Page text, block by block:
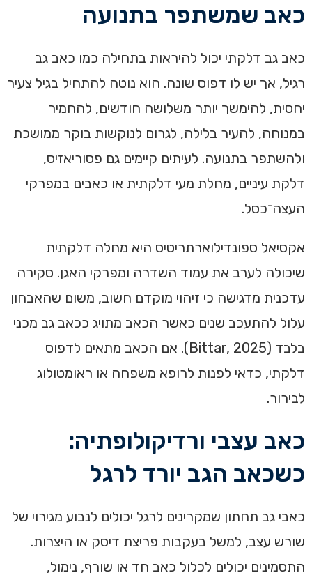
כאב שמשתפר בתנועה
כאב גב דלקתי יכול להיראות בתחילה כמו כאב גב
רגיל, אך יש לו דפוס שונה. הוא נוטה להתחיל בגיל צעיר
יחסית, להימשך יותר משלושה חודשים, להחמיר
במנוחה, להעיר בלילה, לגרום לנוקשות בוקר ממושכת
ולהשתפר בתנועה. לעיתים קיימים גם פסוריאזיס,
דלקת עיניים, מחלת מעי דלקתית או כאבים במפרקי
העצה־כסל.
אקסיאל ספונדילוארתריטיס היא מחלה דלקתית
שיכולה לערב את עמוד השדרה ומפרקי האגן. סקירה
עדכנית מדגישה כי זיהוי מוקדם חשוב, משום שהאבחון
עלול להתעכב שנים כאשר הכאב מתויג ככאב גב מכני
בלבד (Bittar, 2025). אם הכאב מתאים לדפוס
דלקתי, כדאי לפנות לרופא משפחה או ראומטולוג
לבירור.
כאב עצבי ורדיקולופתיה:
כשכאב הגב יורד לרגל
כאבי גב תחתון שמקרינים לרגל יכולים לנבוע מגירוי של
שורש עצב, למשל בעקבות פריצת דיסק או היצרות.
התסמינים יכולים לכלול כאב חד או שורף, נימול,